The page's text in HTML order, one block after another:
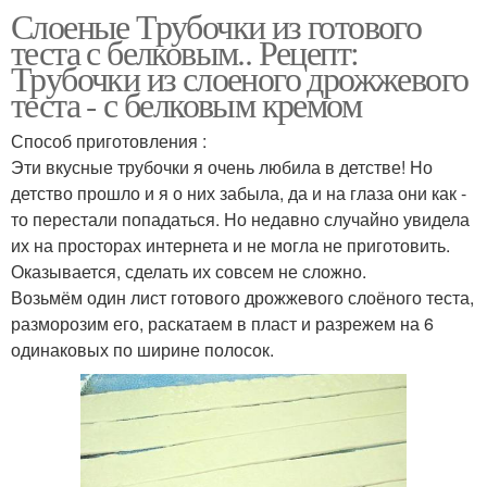
Слоеные Трубочки из готового
теста с белковым.. Рецепт:
Трубочки из слоеного дрожжевого
теста - с белковым кремом
Способ приготовления :
Эти вкусные трубочки я очень любила в детстве! Но
детство прошло и я о них забыла, да и на глаза они как -
то перестали попадаться. Но недавно случайно увидела
их на просторах интернета и не могла не приготовить.
Оказывается, сделать их совсем не сложно.
Возьмём один лист готового дрожжевого слоёного теста,
разморозим его, раскатаем в пласт и разрежем на 6
одинаковых по ширине полосок.